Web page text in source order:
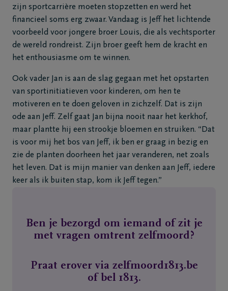
zijn sportcarrière moeten stopzetten en werd het
financieel soms erg zwaar. Vandaag is Jeff het lichtende
voorbeeld voor jongere broer Louis, die als vechtsporter
de wereld rondreist. Zijn broer geeft hem de kracht en
het enthousiasme om te winnen.
Ook vader Jan is aan de slag gegaan met het opstarten
van sportinitiatieven voor kinderen, om hen te
motiveren en te doen geloven in zichzelf. Dat is zijn
ode aan Jeff. Zelf gaat Jan bijna nooit naar het kerkhof,
maar plantte hij een strookje bloemen en struiken. “Dat
is voor mij het bos van Jeff, ik ben er graag in bezig en
zie de planten doorheen het jaar veranderen, net zoals
het leven. Dat is mijn manier van denken aan Jeff, iedere
keer als ik buiten stap, kom ik Jeff tegen.”
Ben je bezorgd om iemand of zit je
met vragen omtrent zelfmoord?
Praat erover via zelfmoord1813.be
of bel 1813.